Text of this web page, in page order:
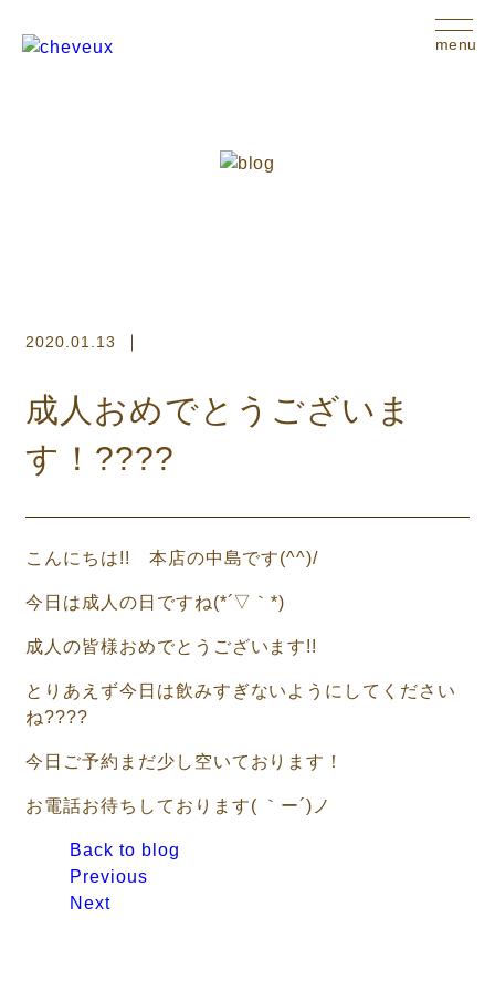
menu
2020.01.13
成人おめでとうございま
す！????
こんにちは!! 本店の中島です(^^)/
今日は成人の日ですね(*´▽｀*)
成人の皆様おめでとうございます!!
とりあえず今日は飲みすぎないようにしてください
ね????
今日ご予約まだ少し空いております！
お電話お待ちしております( ｀ー´)ノ
Back to blog
Previous
Next